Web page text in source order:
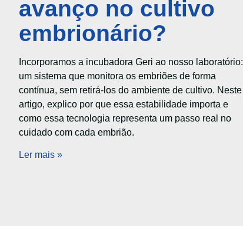
avanço no cultivo
embrionário?
Incorporamos a incubadora Geri ao nosso laboratório:
um sistema que monitora os embriões de forma
contínua, sem retirá-los do ambiente de cultivo. Neste
artigo, explico por que essa estabilidade importa e
como essa tecnologia representa um passo real no
cuidado com cada embrião.
Ler mais »